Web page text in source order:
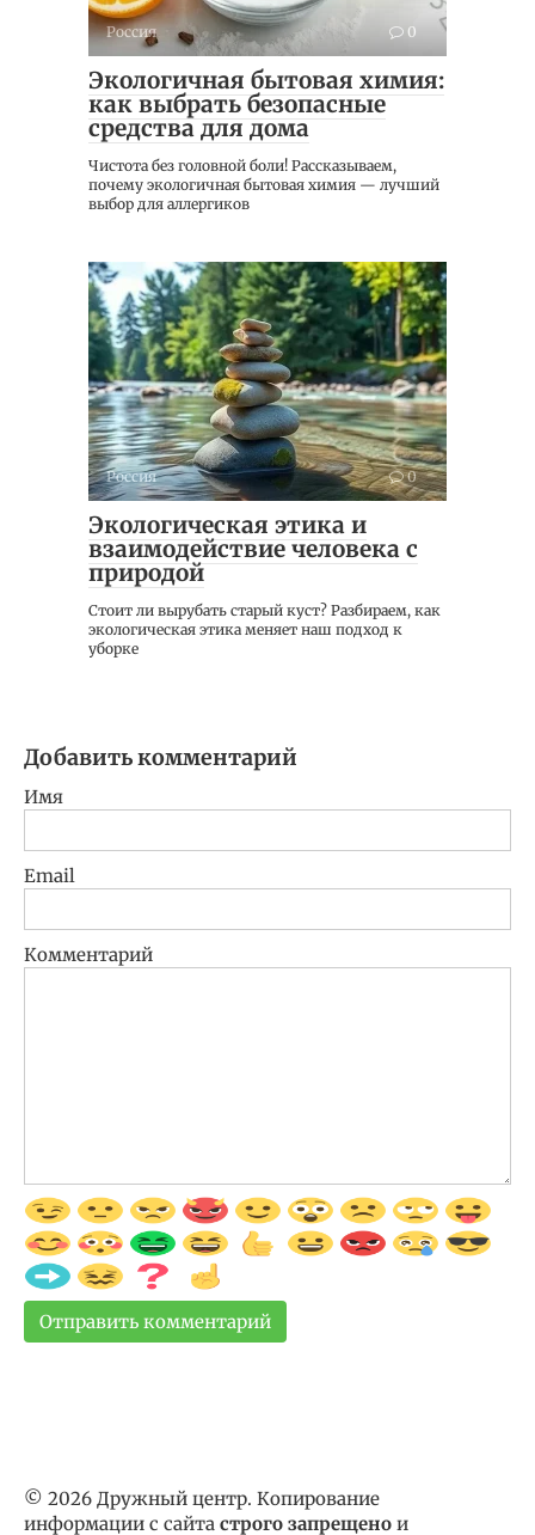
Россия 0
Экологичная бытовая химия:
как выбрать безопасные
средства для дома
Чистота без головной боли! Рассказываем,
почему экологичная бытовая химия — лучший
выбор для аллергиков
Россия 0
Экологическая этика и
взаимодействие человека с
природой
Стоит ли вырубать старый куст? Разбираем, как
экологическая этика меняет наш подход к
уборке
Добавить комментарий
Имя
Email
Комментарий
© 2026 Дружный центр. Копирование
информации с сайта строго запрещено и